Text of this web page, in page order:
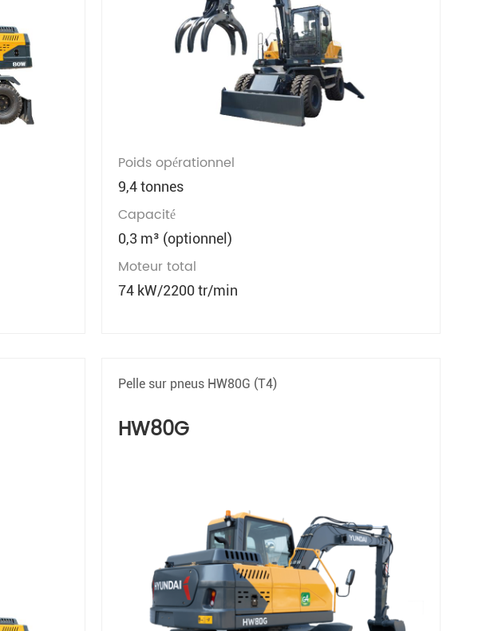
Poids opérationnel
9,4 tonnes
Capacité
0,3 m³ (optionnel)
Moteur total
74 kW/2200 tr/min
Pelle sur pneus HW80G (T4)
HW80G